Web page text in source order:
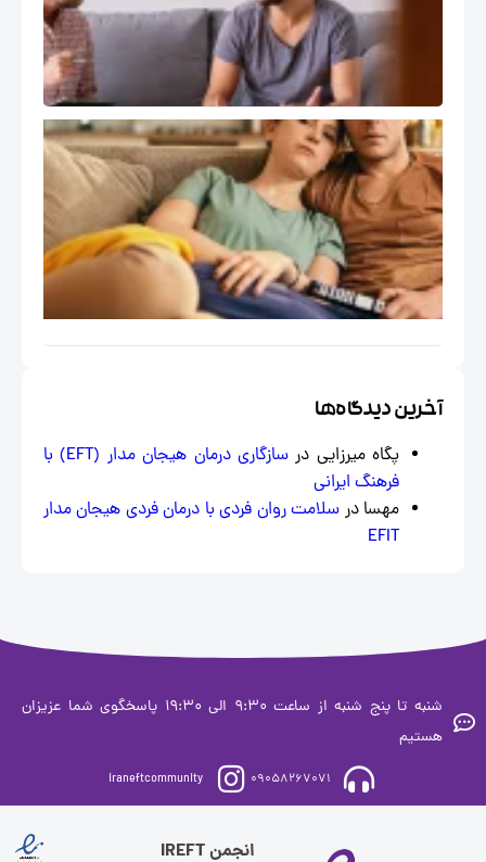
هیجان
مدار EFT
کاربرد
درمان
هیجان
EFT در
مسائل
اجتماعی
ایران
دیدگاه‌ها
پگاه میرزاییدر
سازگاری درمان هیجان‌ مدار (EFT) با
فرهنگ ایرانی
مهسادرسلامت روان فردی با درمان فردی هیجان مدار
شنبه تا پنج شنبه از ساعت 9:30 الی 19:30 پاسخگوی شما عزیزان
09058267071
iraneftcommunity